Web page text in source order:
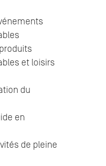
et loisirs
du
en
de pleine